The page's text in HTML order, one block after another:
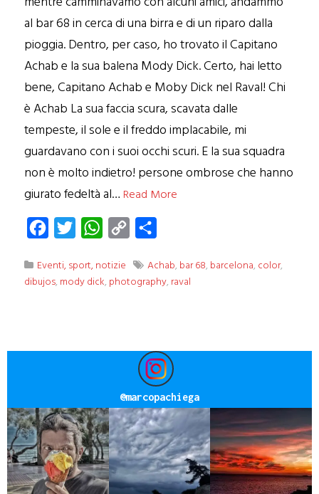
al bar 68 in cerca di una birra e di un riparo dalla
pioggia. Dentro, per caso, ho trovato il Capitano
Achab e la sua balena Mody Dick. Certo, hai letto
bene, Capitano Achab e Moby Dick nel Raval! Chi
è Achab La sua faccia scura, scavata dalle
tempeste, il sole e il freddo implacabile, mi
guardavano con i suoi occhi scuri. E la sua squadra
non è molto indietro! persone ombrose che hanno
giurato fedeltà al… Read More
Facebook
Twitter WhatsApp
Copy
Eventi, sport, notizie Achab, bar 68, barcelona, color,
dibujos, mody dick, photography, raval
@marcopachiega